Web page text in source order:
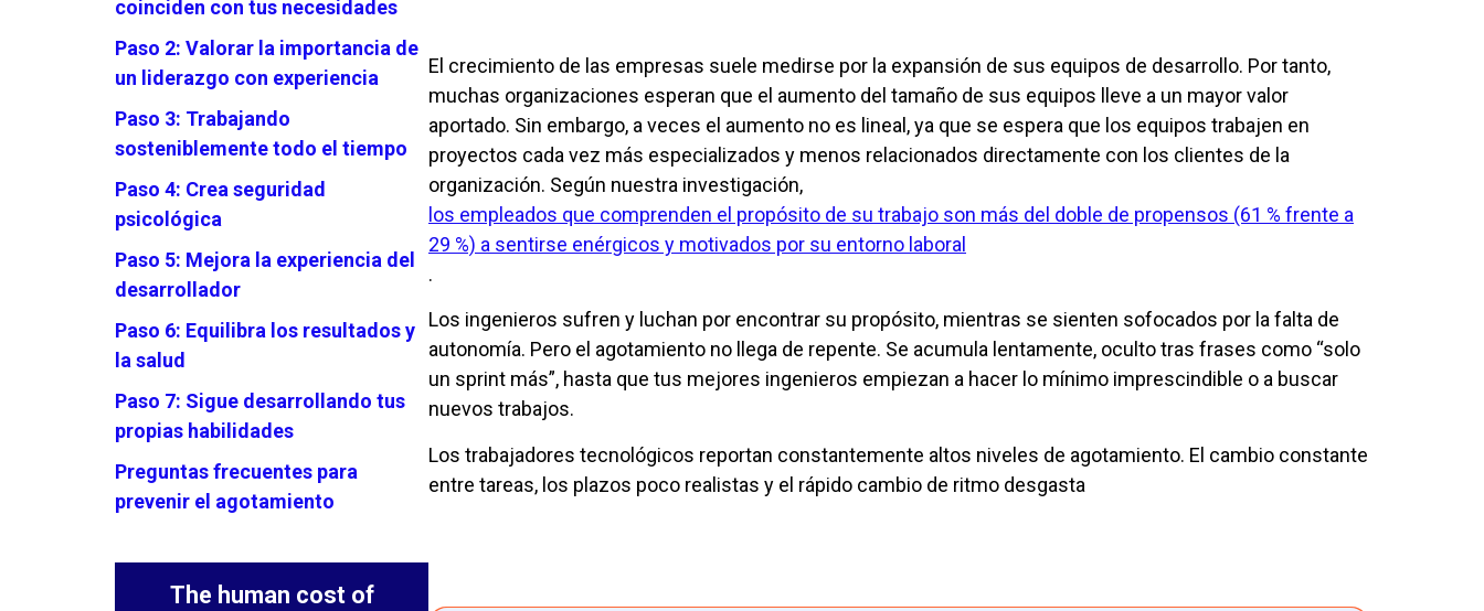
coinciden con tus necesidades
Paso 2: Valorar la importancia de
un liderazgo con experiencia
Paso 3: Trabajando
sosteniblemente todo el tiempo
Paso 4: Crea seguridad
psicológica
Paso 5: Mejora la experiencia del
desarrollador
Paso 6: Equilibra los resultados y
la salud
Paso 7: Sigue desarrollando tus
propias habilidades
Preguntas frecuentes para
prevenir el agotamiento
The human cost of
El crecimiento de las empresas suele medirse por la expansión de sus equipos de desarrollo. Por tanto,
muchas organizaciones esperan que el aumento del tamaño de sus equipos lleve a un mayor valor
aportado. Sin embargo, a veces el aumento no es lineal, ya que se espera que los equipos trabajen en
proyectos cada vez más especializados y menos relacionados directamente con los clientes de la
organización. Según nuestra investigación,
los empleados que comprenden el propósito de su trabajo son más del doble de propensos (61 % frente a
29 %) a sentirse enérgicos y motivados por su entorno laboral
.
Los ingenieros sufren y luchan por encontrar su propósito, mientras se sienten sofocados por la falta de
autonomía. Pero el agotamiento no llega de repente. Se acumula lentamente, oculto tras frases como “solo
un sprint más”, hasta que tus mejores ingenieros empiezan a hacer lo mínimo imprescindible o a buscar
nuevos trabajos.
Los trabajadores tecnológicos reportan constantemente altos niveles de agotamiento. El cambio constante
entre tareas, los plazos poco realistas y el rápido cambio de ritmo desgasta